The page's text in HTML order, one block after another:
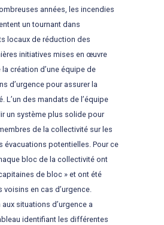
années, les incendies
un tournant dans
locaux de réduction des
initiatives mises en œuvre
création d’une équipe de
d’urgence pour assurer la
L’un des mandats de l’équipe
un système plus solide pour
de la collectivité sur les
évacuations potentielles. Pour ce
bloc de la collectivité ont
de bloc » et ont été
voisins en cas d’urgence.
situations d’urgence a
identifiant les différentes